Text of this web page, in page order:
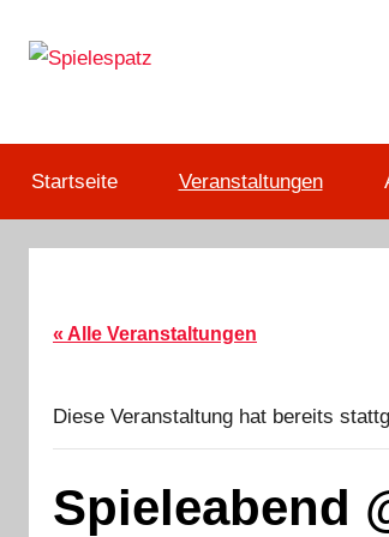
Inhalt
Brett-,
Karten-,
Startseite Veranstaltungen
« Alle Veranstaltungen
Diese Veranstaltung hat bereits
Spieleabend